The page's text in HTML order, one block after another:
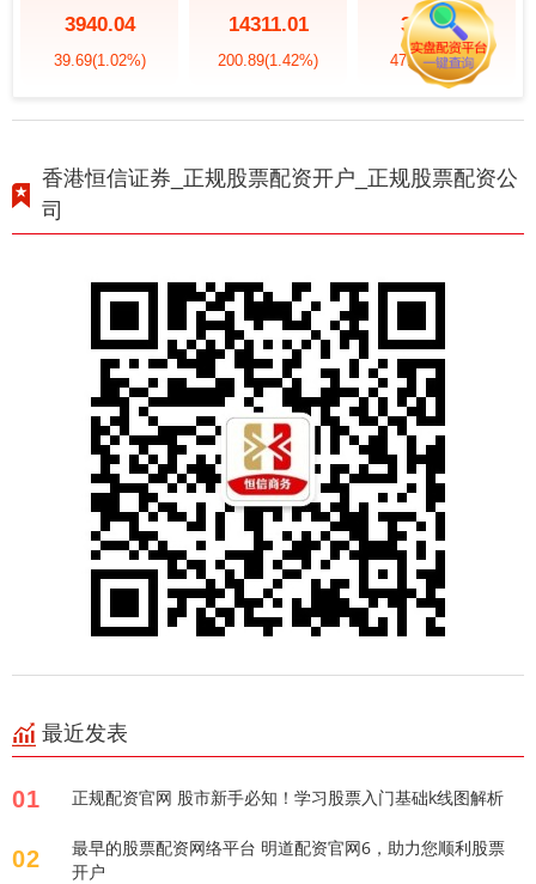
3940.04
39.69(1.02%)
14311.01
200.89(1.42%)
3563.12
47.56(1.35%)
香港恒信证券_正规股票配资开户_正规股票配资公
司
最近发表
01 正规配资官网 股市新手必知！学习股票入门基础k线图解析
02
最早的股票配资网络平台 明道配资官网6，助力您顺利股票
开户